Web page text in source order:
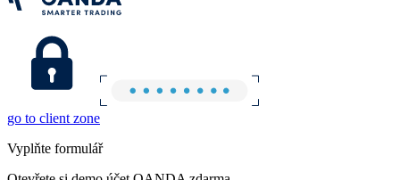
go to client zone
Vyplňte formulář